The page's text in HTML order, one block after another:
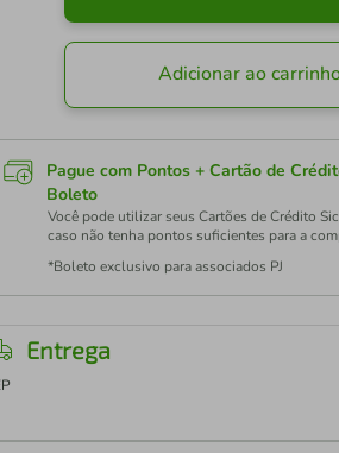
Adicionar ao
Pague com Pontos + Cartão de
Boleto
Você pode utilizar seus Cartões de Crédito
caso não tenha pontos suficientes para a
*Boleto exclusivo para associados PJ
Entrega